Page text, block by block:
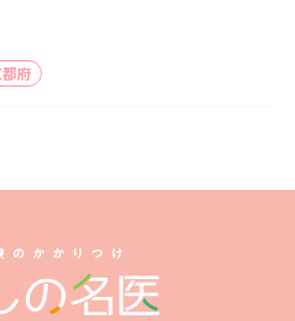
府